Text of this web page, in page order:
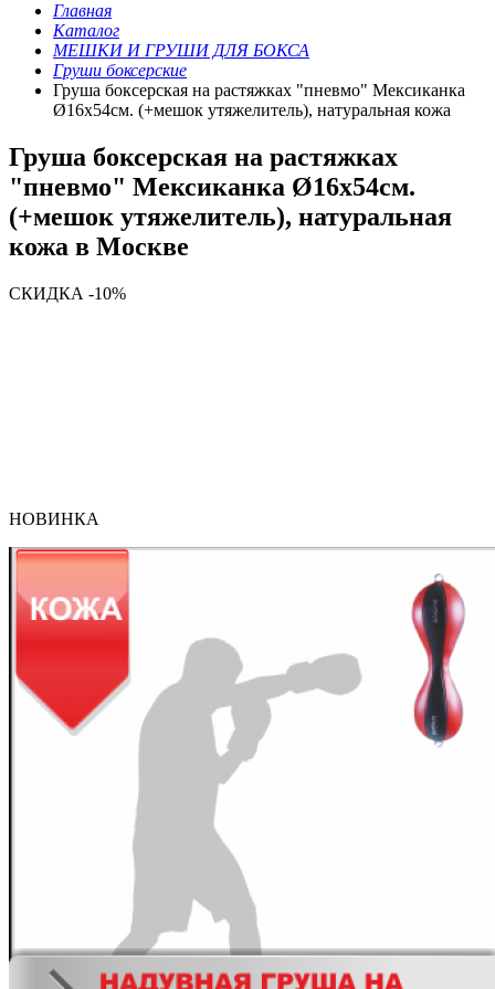
Главная
Каталог
МЕШКИ И ГРУШИ ДЛЯ БОКСА
Груши боксерские
Груша боксерская на растяжках "пневмо" Мексиканка
Ø16х54см. (+мешок утяжелитель), натуральная кожа
Груша боксерская на растяжках
"пневмо" Мексиканка Ø16х54см.
(+мешок утяжелитель), натуральная
кожа в Москве
СКИДКА -10%
НОВИНКА